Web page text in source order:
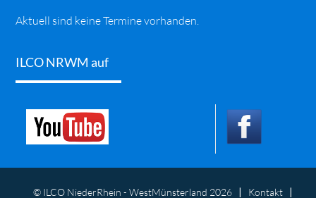
Aktuell sind keine Termine vorhanden.
ILCO NRWM auf
© ILCO NiederRhein - WestMünsterland 2026 Kontakt